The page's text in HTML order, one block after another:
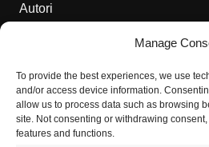
Manage
To provide the best experiences, we use
and/or access device information.
allow us to process data such as browsing
site. Not consenting or withdrawing
features and functions.
Autori
Dešavanja
Kontakt
Misija sajta Sve o arheologiji